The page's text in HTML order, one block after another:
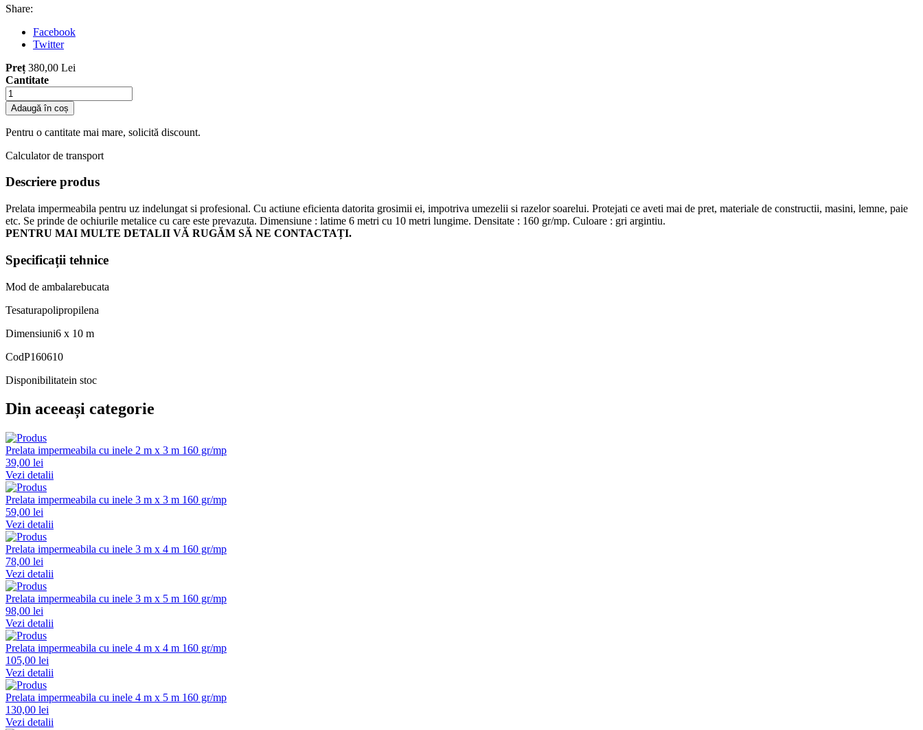
Share:
Facebook
Twitter
Preț 380,00 Lei
Cantitate
Adaugă în coș
Pentru o cantitate mai mare, solicită discount.
Calculator de transport
Descriere produs
Prelata impermeabila pentru uz indelungat si profesional. Cu actiune eficienta datorita grosimii ei, impotriva umezelii si razelor soarelui. Protejati ce aveti mai de pret, materiale de constructii, masini, lemne, paie
etc. Se prinde de ochiurile metalice cu care este prevazuta. Dimensiune : latime 6 metri cu 10 metri lungime. Densitate : 160 gr/mp. Culoare : gri argintiu.
PENTRU MAI MULTE DETALII VĂ RUGĂM SĂ NE CONTACTAȚI.
Specificații tehnice
Mod de ambalarebucata
Tesaturapolipropilena
Dimensiuni6 x 10 m
CodP160610
Disponibilitatein stoc
Din aceeași categorie
Prelata impermeabila cu inele 2 m x 3 m 160 gr/mp
39,00 lei
Vezi detalii
Prelata impermeabila cu inele 3 m x 3 m 160 gr/mp
59,00 lei
Vezi detalii
Prelata impermeabila cu inele 3 m x 4 m 160 gr/mp
78,00 lei
Vezi detalii
Prelata impermeabila cu inele 3 m x 5 m 160 gr/mp
98,00 lei
Vezi detalii
Prelata impermeabila cu inele 4 m x 4 m 160 gr/mp
105,00 lei
Vezi detalii
Prelata impermeabila cu inele 4 m x 5 m 160 gr/mp
130,00 lei
Vezi detalii